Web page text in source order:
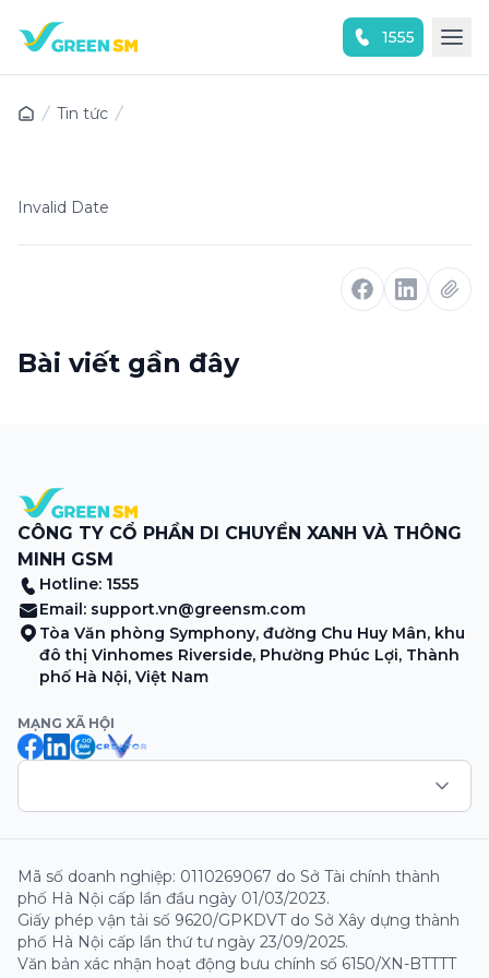
1555
Tin tức
Invalid Date
Bài viết gần đây
CÔNG TY CỔ PHẦN DI CHUYỂN XANH VÀ THÔNG
MINH GSM
Hotline: 1555
Email: support.vn@greensm.com
Tòa Văn phòng Symphony, đường Chu Huy Mân, khu
đô thị Vinhomes Riverside, Phường Phúc Lợi, Thành
phố Hà Nội, Việt Nam
MẠNG XÃ HỘI
Mã số doanh nghiệp: 0110269067 do Sở Tài chính thành
phố Hà Nội cấp lần đầu ngày 01/03/2023.
Giấy phép vận tải số 9620/GPKDVT do Sở Xây dựng thành
phố Hà Nội cấp lần thứ tư ngày 23/09/2025.
Văn bản xác nhận hoạt động bưu chính số 6150/XN-BTTTT